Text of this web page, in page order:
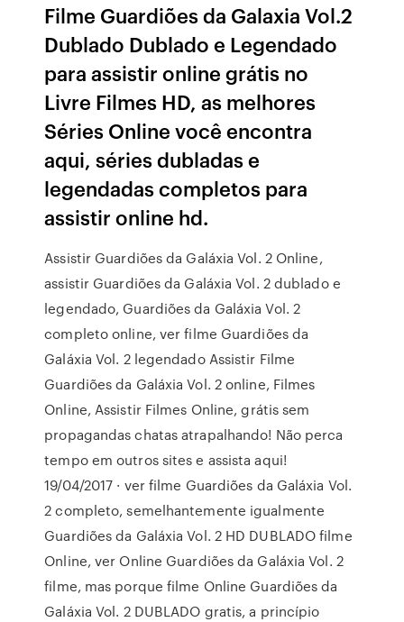
Filme Guardiões da Galaxia Vol.2
Dublado Dublado e Legendado
para assistir online grátis no
Livre Filmes HD, as melhores
Séries Online você encontra
aqui, séries dubladas e
legendadas completos para
assistir online hd.
Assistir Guardiões da Galáxia Vol. 2 Online,
assistir Guardiões da Galáxia Vol. 2 dublado e
legendado, Guardiões da Galáxia Vol. 2
completo online, ver filme Guardiões da
Galáxia Vol. 2 legendado Assistir Filme
Guardiões da Galáxia Vol. 2 online, Filmes
Online, Assistir Filmes Online, grátis sem
propagandas chatas atrapalhando! Não perca
tempo em outros sites e assista aqui!
19/04/2017 · ver filme Guardiões da Galáxia Vol.
2 completo, semelhantemente igualmente
Guardiões da Galáxia Vol. 2 HD DUBLADO filme
Online, ver Online Guardiões da Galáxia Vol. 2
filme, mas porque filme Online Guardiões da
Galáxia Vol. 2 DUBLADO gratis, a princípio